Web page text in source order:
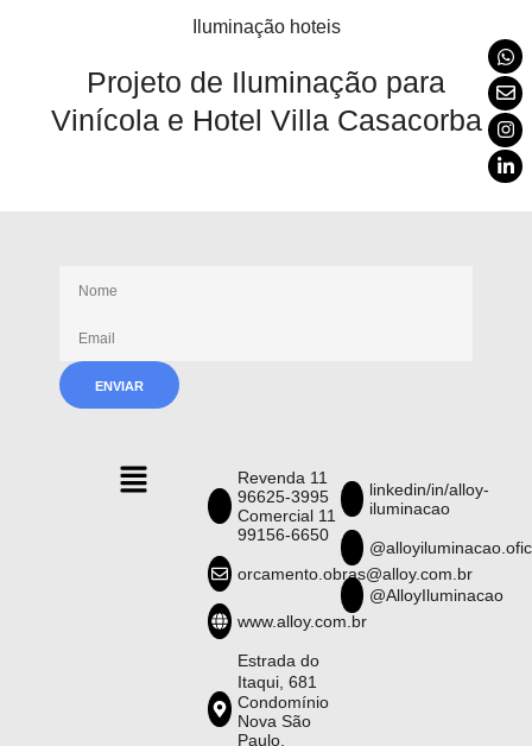
Iluminação hoteis
Projeto de Iluminação para
Vinícola e Hotel Villa Casacorba
Revenda 11
96625-3995
Comercial 11
99156-6650
orcamento.obras@alloy.com.br
www.alloy.com.br
Estrada do
Itaqui, 681
Condomínio
Nova São
Paulo,
linkedin/in/alloy-
iluminacao
@AlloyIluminacao